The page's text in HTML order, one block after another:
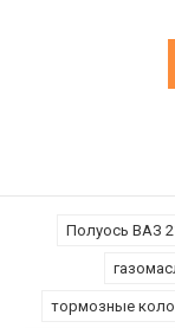
Полуось ВАЗ
тормозные